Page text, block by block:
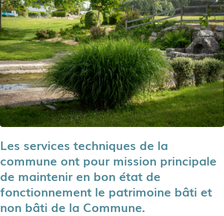
Les services techniques de la
commune ont pour mission principale
de maintenir en bon état de
fonctionnement le patrimoine bâti et
non bâti de la Commune.